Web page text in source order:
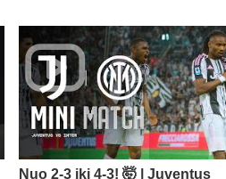
Nuo 2-3 iki 4-3! 🤯 | Juventus